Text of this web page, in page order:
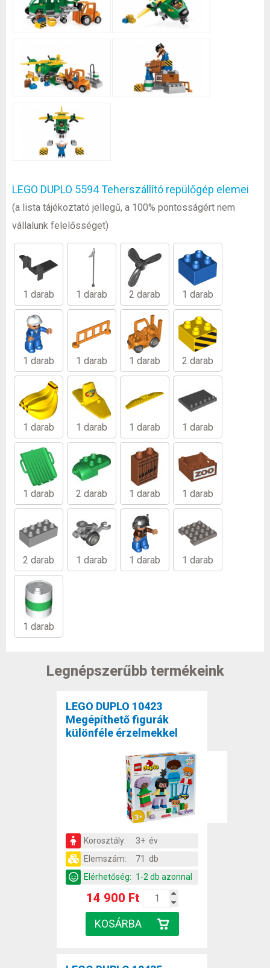
LEGO DUPLO 5594 Teherszállító repülőgép elemei
(a lista tájékoztató jellegű, a 100% pontosságért nem
vállalunk felelősséget)
1 darab 1 darab 2 darab 1 darab
1 darab 1 darab 1 darab 2 darab
1 darab 1 darab 1 darab 1 darab
1 darab 2 darab 1 darab 1 darab
2 darab 1 darab 1 darab 1 darab
1 darab
Legnépszerűbb termékeink
LEGO DUPLO 10423
Megépíthető figurák
különféle érzelmekkel
Korosztály:
3+ év
Elemszám:
71 db
Elérhetőség: 1-2 db azonnal
14 900 Ft